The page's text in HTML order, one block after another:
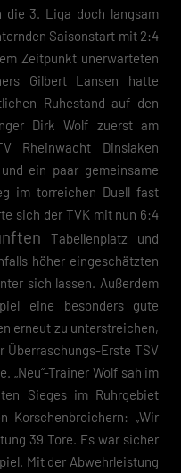
die 3. Liga doch langsam
Saisonstart mit 2:4
Zeitpunkt unerwarteten
Gilbert Lansen hatte
Ruhestand auf den
Dirk Wolf zuerst am
Rheinwacht Dinslaken
ein paar gemeinsame
im torreichen Duell fast
sich der TVK mit nun 6:4
Tabellenplatz und
höher eingeschätzten
sich lassen. Außerdem
eine besonders gute
erneut zu unterstreichen,
Überraschungs-Erste TSV
„Neu“-Trainer Wolf sah im
Sieges im Ruhrgebiet
„Wir
39 Tore. Es war sicher
Mit der Abwehrleistung